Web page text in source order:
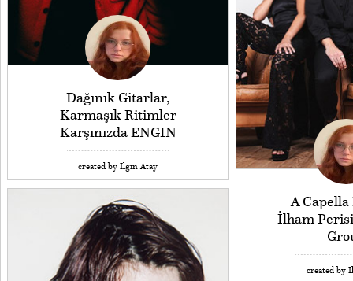
Dağınık Gitarlar,
Karmaşık Ritimler
Karşınızda ENGIN
created by Ilgın Atay
A
İlham
created by